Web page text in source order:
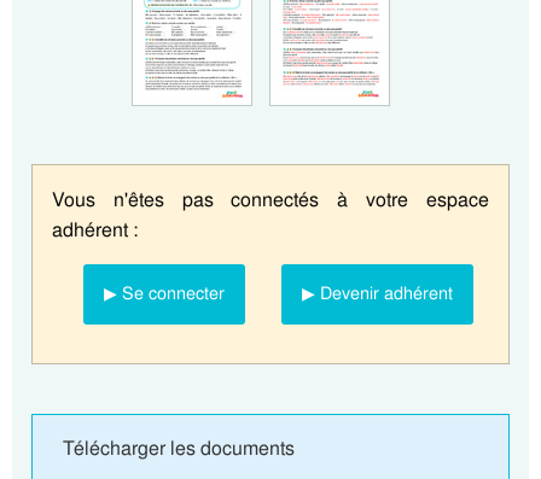
Vous n'êtes pas connectés à votre espace
adhérent :
▶ Se connecter ▶ Devenir adhérent
Télécharger les documents